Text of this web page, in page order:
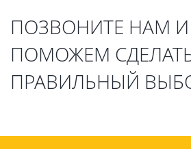
ПОЗВОНИТЕ НАМ
ПОМОЖЕМ
ПРАВИЛЬНЫЙ